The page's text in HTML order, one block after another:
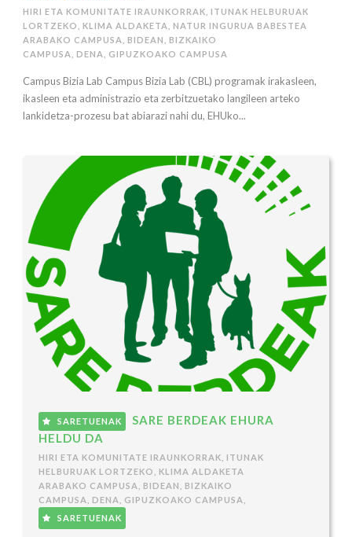
HIRI ETA KOMUNITATE IRAUNKORRAK ITUNAK HELBURUAK
LORTZEKO
KLIMA ALDAKETA
NATUR INGURUA BABESTEA
ARABAKO CAMPUSA
BIDEAN
BIZKAIKO
CAMPUSA
DENA GIPUZKOAKO CAMPUSA
Campus Bizia Lab Campus Bizia Lab (CBL) programak irakasleen,
ikasleen eta administrazio eta zerbitzuetako langileen arteko
lankidetza-prozesu bat abiarazi nahi du, EHUko...
SARETUENAK
SARE BERDEAK EHURA
HELDU DA
HIRI ETA KOMUNITATE IRAUNKORRAK
ITUNAK
HELBURUAK LORTZEKO
KLIMA ALDAKETA
ARABAKO CAMPUSA
BIDEAN
BIZKAIKO
CAMPUSA
DENA GIPUZKOAKO CAMPUSA
SARETUENAK